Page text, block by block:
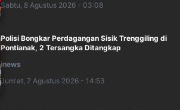
Sabtu, 8 Agustus 2026 - 03:08
Polisi Bongkar Perdagangan Sisik Trenggiling di
Pontianak, 2 Tersangka Ditangkap
inews
Jum'at, 7 Agustus 2026 - 14:53